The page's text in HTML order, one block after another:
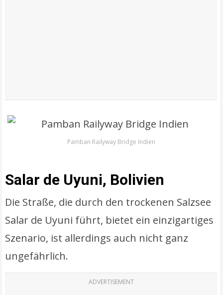
Pamban Railyway Bridge Indien
Salar de Uyuni, Bolivien
Die Straße, die durch den trockenen Salzsee
Salar de Uyuni führt, bietet ein einzigartiges
Szenario, ist allerdings auch nicht ganz
ungefährlich.
ADVERTISEMENT